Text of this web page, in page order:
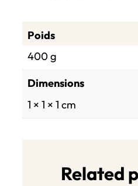
a
u
a
r
Poids
400 g
Dimensions
1 × 1 × 1 cm
Related